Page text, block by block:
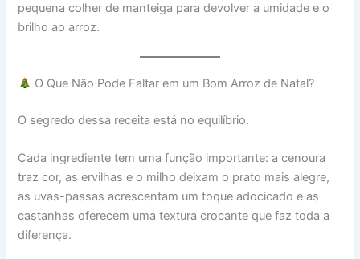
pequena colher de manteiga para devolver a umidade e o
brilho ao arroz.
O Que Não Pode Faltar em um Bom Arroz de Natal?
O segredo dessa receita está no equilíbrio.
Cada ingrediente tem uma função importante: a cenoura
traz cor, as ervilhas e o milho deixam o prato mais alegre,
as uvas-passas acrescentam um toque adocicado e as
castanhas oferecem uma textura crocante que faz toda a
diferença.